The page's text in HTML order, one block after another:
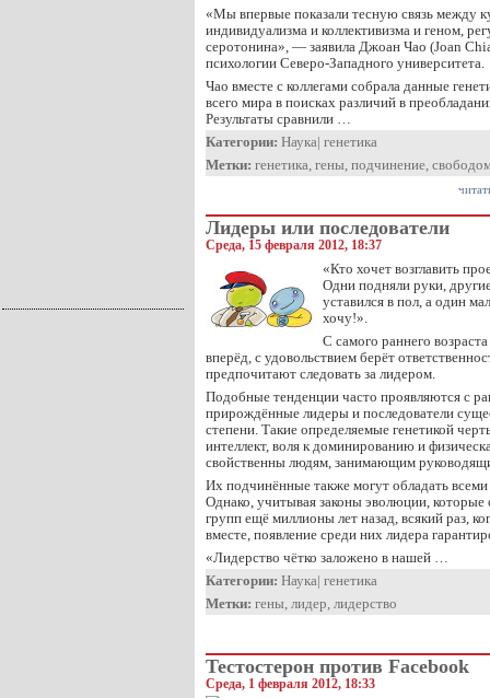
«Мы впервые показали тесную связь между
индивидуализма и коллективизма и геном,
серотонина», — заявила Джоан Чао (Joan
психологии Северо-Западного университета.
Чао вместе с коллегами собрала данные
всего мира в поисках различий в
Результаты сравнили …
Категории: Наука| генетика
Метки: генетика, гены, подчинение,
Лидеры или последователи
Среда, 15 февраля 2012, 18:37
«Кто хочет возглавить
Одни подняли руки,
уставился в пол, а один
хочу!».
С самого раннего
вперёд, с удовольствием берёт
предпочитают следовать за лидером.
Подобные тенденции часто проявляются с
прирождённые лидеры и последователи
степени. Такие определяемые генетикой
интеллект, воля к доминированию и
свойственны людям, занимающим
Их подчинённые также могут обладать
Однако, учитывая законы эволюции,
групп ещё миллионы лет назад, всякий раз,
вместе, появление среди них лидера
«Лидерство чётко заложено в нашей …
Категории: Наука| генетика
Метки: гены, лидер, лидерство
Тестостерон против Facebook
Среда, 1 февраля 2012, 18:33